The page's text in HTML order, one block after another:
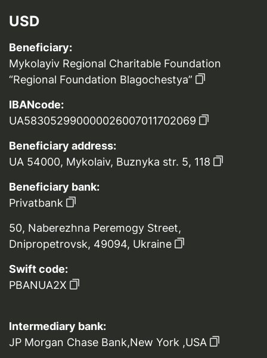
USD
Beneficiary:
Mykolayiv Regional Charitable Foundation
“Regional Foundation Blagochestya”
IBANcode:
UA583052990000026007011702069
Beneficiary address:
UA 54000, Mykolaiv, Buznyka str. 5, 118
Beneficiary bank:
Privatbank
50, Naberezhna Peremogy Street,
Dnipropetrovsk, 49094, Ukraine
Swift code:
PBANUA2X
Intermediary bank:
JP Morgan Chase Bank,New York ,USA